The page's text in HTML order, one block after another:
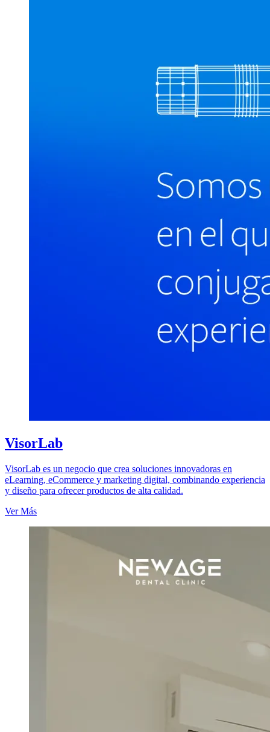
VisorLab
VisorLab es un negocio que crea soluciones innovadoras en
eLearning, eCommerce y marketing digital, combinando experiencia
y diseño para ofrecer productos de alta calidad.
Ver Más